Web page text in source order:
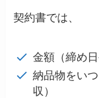
契約書では、
金額（締め日
納品物をい
収）